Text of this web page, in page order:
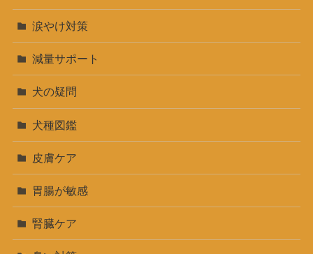
涙やけ対策
減量サポート
犬の疑問
犬種図鑑
皮膚ケア
胃腸が敏感
腎臓ケア